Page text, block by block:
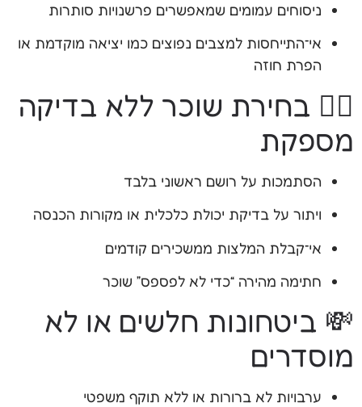
ניסוחים עמומים שמאפשרים פרשנויות סותרות
אי־התייחסות למצבים נפוצים כמו יציאה מוקדמת או
הפרת חוזה
🧍‍♂️ בחירת שוכר ללא בדיקה
מספקת
הסתמכות על רושם ראשוני בלבד
ויתור על בדיקת יכולת כלכלית או מקורות הכנסה
אי־קבלת המלצות ממשכירים קודמים
חתימה מהירה “כדי לא לפספס” שוכר
💸 ביטחונות חלשים או לא
מוסדרים
ערבויות לא ברורות או ללא תוקף משפטי